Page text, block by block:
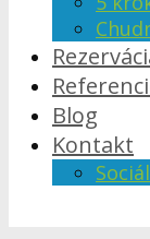
Blog
Kontakt